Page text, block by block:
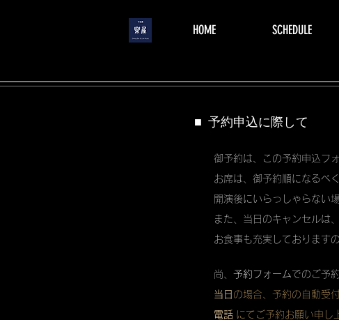
menu HOME SCHEDULE
■ 予約申込に際して
御予約は、この予約申込フ
お席は、御予約順になるべ
開演後にいらっしゃらない
また、当日のキャンセルは
お食事も充実しております
尚、 予約フォームでのご予
当日 の場合、予約の自動受
電話 にてご予約お願い申し